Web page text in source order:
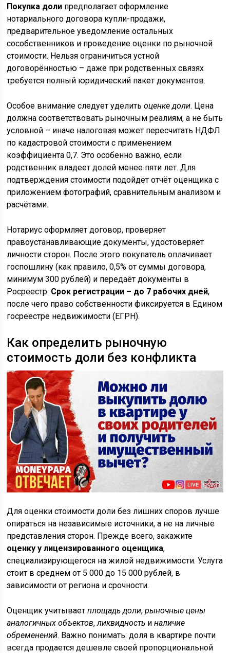
Покупка доли предполагает оформление
нотариального договора купли-продажи,
предварительное уведомление остальных
сособственников и проведение оценки по рыночной
стоимости. Нельзя ограничиться устной
договорённостью – даже при родственных связях
требуется полный юридический пакет документов.
Особое внимание следует уделитьоценке доли. Цена
должна соответствовать рыночным реалиям, а не быть
условной – иначе налоговая может пересчитать НДФЛ
по кадастровой стоимости с применением
коэффициента 0,7. Это особенно важно, если
родственник владеет долей менее пяти лет. Для
подтверждения стоимости подойдёт отчёт оценщика с
приложением фотографий, сравнительным анализом и
расчётами.
Нотариус оформляет договор, проверяет
правоустанавливающие документы, удостоверяет
личности сторон. После этого покупатель оплачивает
госпошлину (как правило, 0,5% от суммы договора,
минимум 300 рублей) и передаёт документы в
Росреестр. Срок регистрации – до 7 рабочих дней,
после чего право собственности фиксируется в Едином
госреестре недвижимости (ЕГРН).
Как определить рыночную
стоимость доли без конфликта
Для оценки стоимости доли без лишних споров лучше
опираться на независимые источники, а не на личные
представления сторон. Прежде всего, закажите
оценку у лицензированного оценщика,
специализирующегося на жилой недвижимости. Услуга
стоит в среднем от 5 000 до 15 000 рублей, в
зависимости от региона и срочности.
Оценщик учитываетплощадь доли,рыночные цены
аналогичных объектов,ликвидность иналичие
обременений. Важно понимать: доля в квартире почти
всегда продается дешевле своей пропорциональной